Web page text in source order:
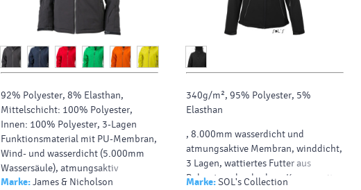
92% Polyester, 8% Elasthan,
Mittelschicht: 100% Polyester,
Innen: 100% Polyester, 3-Lagen
Funktionsmaterial mit PU-Membran,
Wind- und wasserdicht (5.000mm
Wassersäule), atmungsaktiv
(2.000g/m² in 24h), abzippbare
Marke:James & Nicholson
340g/m², 95% Polyester, 5%
Elasthan
, 8.000mm wasserdicht und
atmungsaktive Membran, winddicht,
3 Lagen, wattiertes Futter aus
Polyester, abnehmbare Kapuze mit
Marke:SOL's Collection